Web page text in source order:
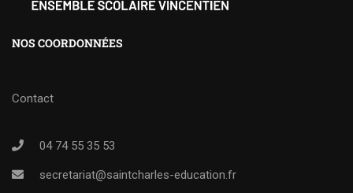
NOS COORDONNÉES
Contact
04 74 55 35 53
secretariat@saintcharles-education.fr